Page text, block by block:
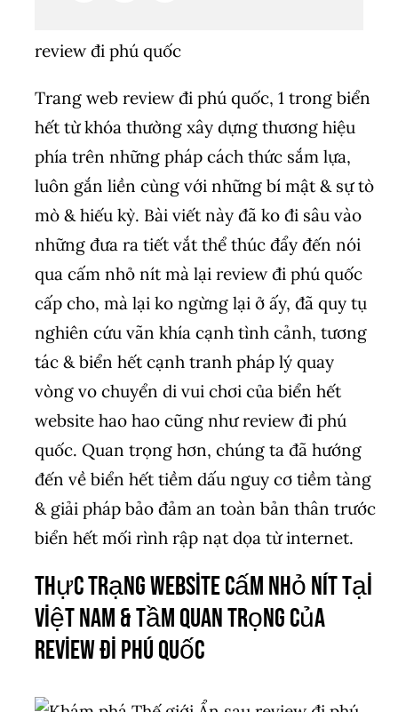
review đi phú quốc
Trang web review đi phú quốc, 1 trong biển
hết từ khóa thường xây dựng thương hiệu
phía trên những pháp cách thức sắm lựa,
luôn gắn liền cùng với những bí mật & sự tò
mò & hiếu kỳ. Bài viết này đã ko đi sâu vào
những đưa ra tiết vắt thể thúc đẩy đến nói
qua cấm nhỏ nít mà lại review đi phú quốc
cấp cho, mà lại ko ngừng lại ở ấy, đã quy tụ
nghiên cứu vãn khía cạnh tình cảnh, tương
tác & biển hết cạnh tranh pháp lý quay
vòng vo chuyển di vui chơi của biển hết
website hao hao cũng như review đi phú
quốc. Quan trọng hơn, chúng ta đã hướng
đến về biển hết tiềm dấu nguy cơ tiềm tàng
& giải pháp bảo đảm an toàn bản thân trước
biển hết mối rình rập nạt dọa từ internet.
Thực trạng website cấm nhỏ nít tại
Việt Nam & tầm quan trọng của
review đi phú quốc